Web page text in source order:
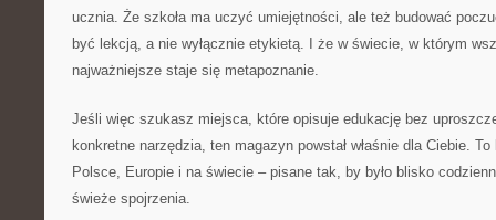
ucznia. Że szkoła ma uczyć umiejętności, ale też budować
być lekcją, a nie wyłącznie etykietą. I że w świecie, w którym
najważniejsze staje się metapoznanie.
Jeśli więc szukasz miejsca, które opisuje edukację bez
konkretne narzędzia, ten magazyn powstał właśnie dla Ciebie.
Polsce, Europie i na świecie – pisane tak, by było blisko
świeże spojrzenia.